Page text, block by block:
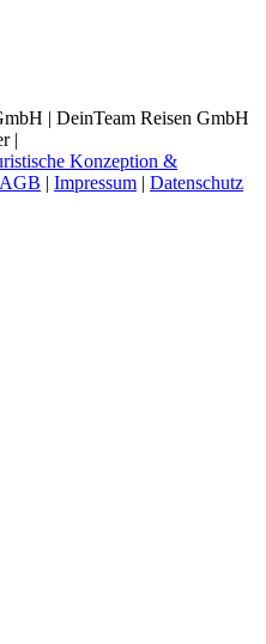
| DeinTeam Reisen GmbH
|
Konzeption &
AGB | Impressum | Datenschutz